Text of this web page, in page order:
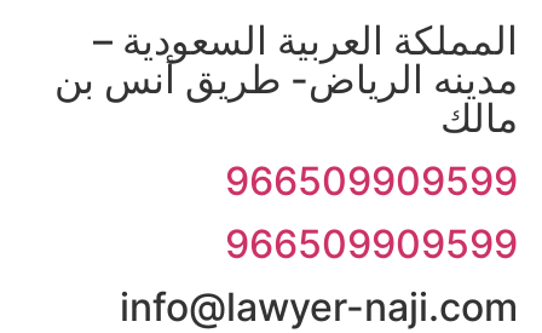
العربية السعودية –
الرياض- طريق أنس بن
info@lawyer-